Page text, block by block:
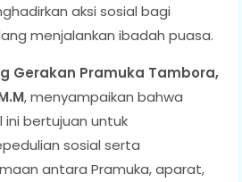
aksi sosial bagi
menjalankan ibadah puasa.
Gerakan Pramuka Tambora,
, menyampaikan bahwa
bertujuan untuk
sosial serta
antara Pramuka, aparat,